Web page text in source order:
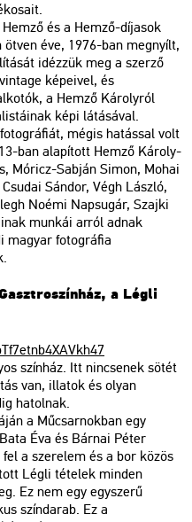
és a Hemző-díjasok
éve, 1976-ban megnyílt,
idézzük meg a szerző
képeivel, és
a Hemző Károlyról
képi látásával.
mégis hatással volt
ban alapított Hemző Károly-
Móricz-Sabján Simon, Mohai
Sándor, Végh László,
Noémi Napsugár, Szajki
munkái arról adnak
magyar fotográfia
a Légli
színház. Itt nincsenek sötét
van, illatok és olyan
hatolnak.
a Műcsarnokban egy
Éva és Bárnai Péter
a szerelem és a bor közös
Légli tételek minden
Ez nem egy egyszerű
színdarab. Ez a